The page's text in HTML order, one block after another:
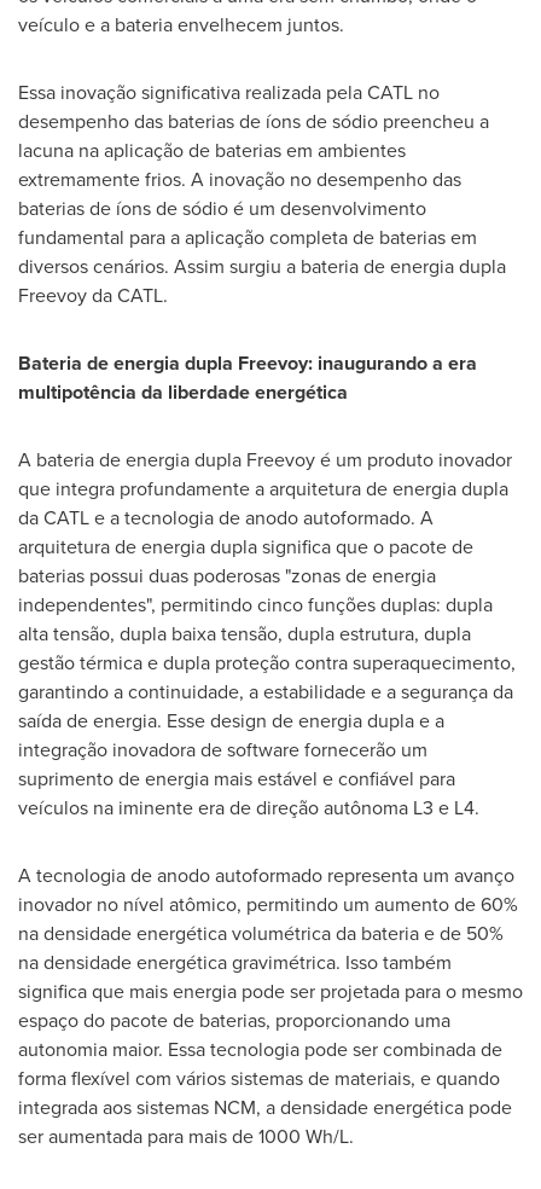
veículo e a bateria envelhecem juntos.
Essa inovação significativa realizada pela CATL no
desempenho das baterias de íons de sódio preencheu a
lacuna na aplicação de baterias em ambientes
extremamente frios. A inovação no desempenho das
baterias de íons de sódio é um desenvolvimento
fundamental para a aplicação completa de baterias em
diversos cenários. Assim surgiu a bateria de energia dupla
Freevoy da CATL.
Bateria de energia dupla Freevoy: inaugurando a era
multipotência da liberdade energética
A bateria de energia dupla Freevoy é um produto inovador
que integra profundamente a arquitetura de energia dupla
da CATL e a tecnologia de anodo autoformado. A
arquitetura de energia dupla significa que o pacote de
baterias possui duas poderosas "zonas de energia
independentes", permitindo cinco funções duplas: dupla
alta tensão, dupla baixa tensão, dupla estrutura, dupla
gestão térmica e dupla proteção contra superaquecimento,
garantindo a continuidade, a estabilidade e a segurança da
saída de energia. Esse design de energia dupla e a
integração inovadora de software fornecerão um
suprimento de energia mais estável e confiável para
veículos na iminente era de direção autônoma L3 e L4.
A tecnologia de anodo autoformado representa um avanço
inovador no nível atômico, permitindo um aumento de 60%
na densidade energética volumétrica da bateria e de 50%
na densidade energética gravimétrica. Isso também
significa que mais energia pode ser projetada para o mesmo
espaço do pacote de baterias, proporcionando uma
autonomia maior. Essa tecnologia pode ser combinada de
forma flexível com vários sistemas de materiais, e quando
integrada aos sistemas NCM, a densidade energética pode
ser aumentada para mais de 1000 Wh/L.